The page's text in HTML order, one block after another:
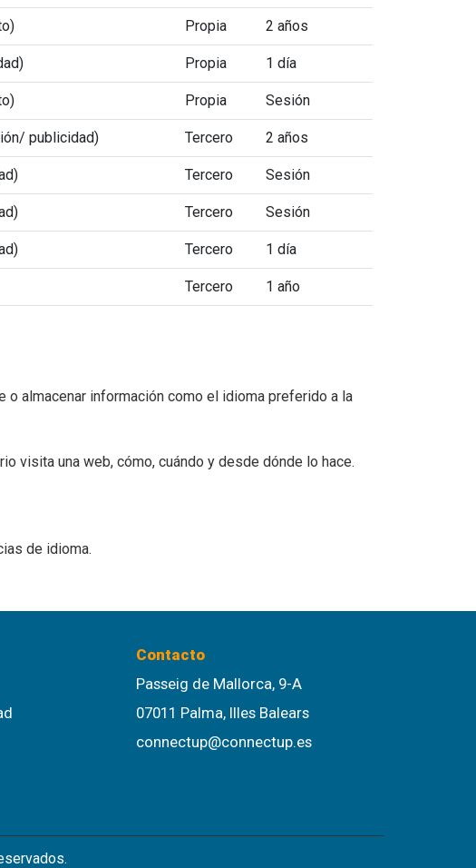
Propia 2 años
Propia 1 día
Propia Sesión
publicidad) Tercero 2 años
Tercero Sesión
Tercero Sesión
Tercero 1 día
Tercero 1 año
o almacenar información como el idioma preferido a la
visita una web, cómo, cuándo y desde dónde lo hace.
de idioma.
Contacto
Passeig de Mallorca, 9-A
07011 Palma, Illes Balears
connectup@connectup.es